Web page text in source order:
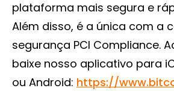
plataforma mais segura e
Além disso, é a única com a
segurança PCI Compliance.
baixe nosso aplicativo para
ou Android: https://